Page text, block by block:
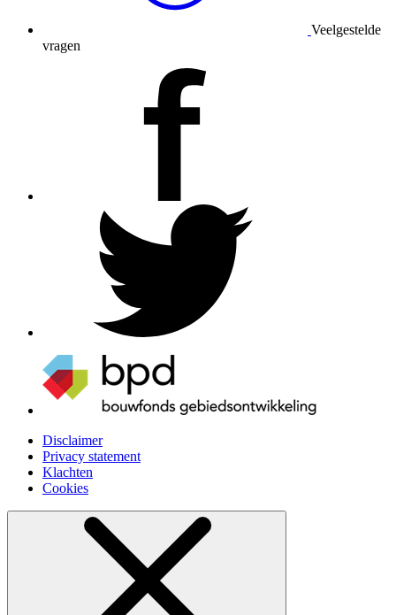
Veelgestelde
vragen
Disclaimer
Privacy statement
Klachten
Cookies